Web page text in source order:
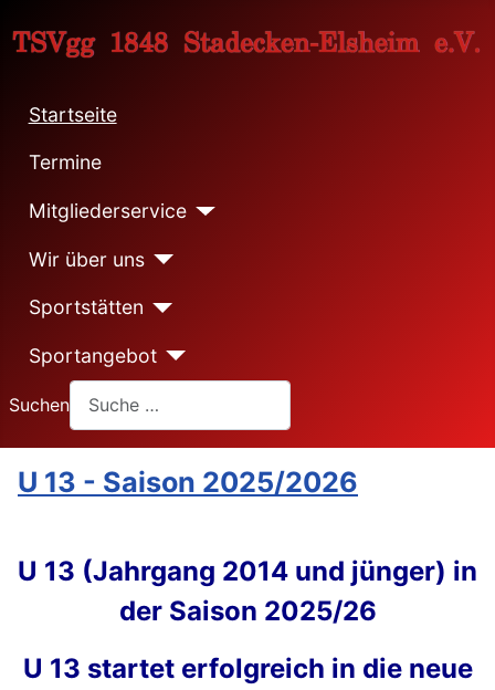
Startseite
Termine
Mitgliederservice
Wir über uns
Sportstätten
Sportangebot
Suchen
U 13 - Saison 2025/2026
U 13 (Jahrgang 2014 und jünger) in
der Saison 2025/26
U 13 startet erfolgreich in die neue